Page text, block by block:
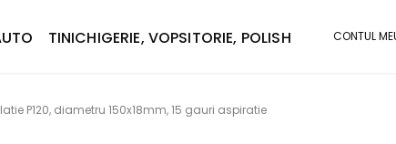
TINICHIGERIE, VOPSITORIE, POLISH
P120, diametru 150x18mm, 15 gauri aspiratie